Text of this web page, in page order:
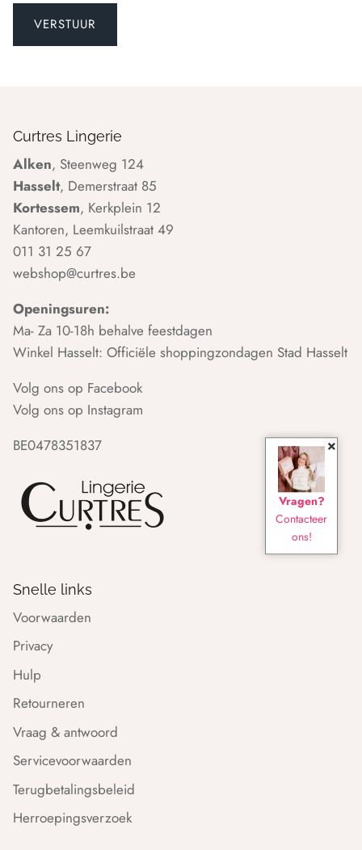
×
Vragen?
Contacteer
ons!
Curtres Lingerie
Alken, Steenweg 124
Hasselt, Demerstraat 85
Kortessem, Kerkplein 12
Kantoren, Leemkuilstraat 49
011 31 25 67
webshop@curtres.be
Openingsuren:
Ma- Za 10-18h behalve feestdagen
Winkel Hasselt: Officiële shoppingzondagen Stad Hasselt
Volg ons op Facebook
Volg ons op Instagram
BE0478351837
Snelle links
Voorwaarden
Privacy
Hulp
Retourneren
Vraag & antwoord
Servicevoorwaarden
Terugbetalingsbeleid
Herroepingsverzoek